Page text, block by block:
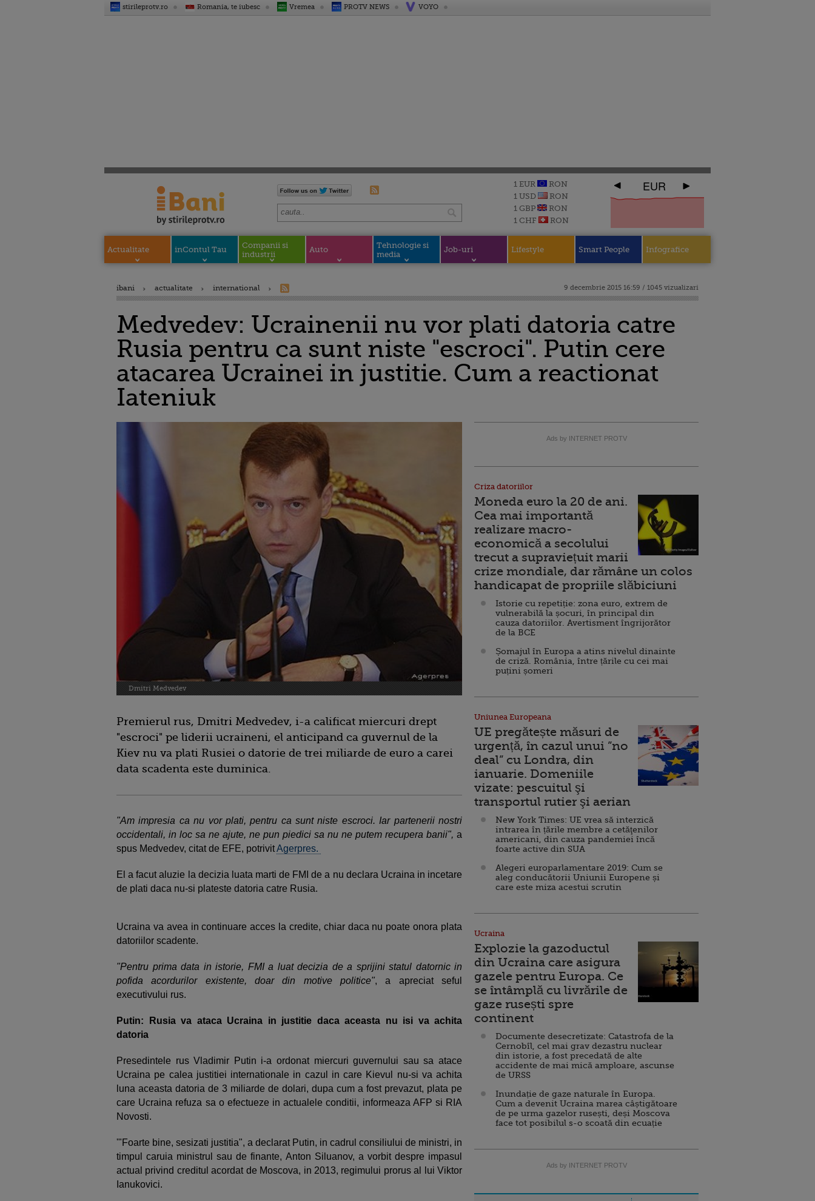
stirileprotv.ro Romania, te iubesc Vremea PROTV NEWS VOYO
1 EUR
RON
1 USD
RON
1 GBP
RON
1 CHF
RON
EUR
Actualitate inContul Tau
Companii si
industrii
Auto
Tehnologie si
media
Job-uri Lifestyle Smart People Infografice
ibani actualitate international 9 decembrie 2015 16:59 / 1045 vizualizari
Medvedev: Ucrainenii nu vor plati datoria catre
Rusia pentru ca sunt niste "escroci". Putin cere
atacarea Ucrainei in justitie. Cum a reactionat
Iateniuk
Dmitri Medvedev
Premierul rus, Dmitri Medvedev, i-a calificat miercuri drept
"escroci" pe liderii ucraineni, el anticipand ca guvernul de la
Kiev nu va plati Rusiei o datorie de trei miliarde de euro a carei
data scadenta este duminica.
"Am impresia ca nu vor plati, pentru ca sunt niste escroci. Iar partenerii nostri
occidentali, in loc sa ne ajute, ne pun piedici sa nu ne putem recupera banii", a
spus Medvedev, citat de EFE, potrivitAgerpres.
El a facut aluzie la decizia luata marti de FMI de a nu declara Ucraina in incetare
de plati daca nu-si plateste datoria catre Rusia.
Ucraina va avea in continuare acces la credite, chiar daca nu poate onora plata
datoriilor scadente.
"Pentru prima data in istorie, FMI a luat decizia de a sprijini statul datornic in
pofida acordurilor existente, doar din motive politice", a apreciat seful
executivului rus.
Putin: Rusia va ataca Ucraina in justitie daca aceasta nu isi va achita
datoria
Presedintele rus Vladimir Putin i-a ordonat miercuri guvernului sau sa atace
Ucraina pe calea justitiei internationale in cazul in care Kievul nu-si va achita
luna aceasta datoria de 3 miliarde de dolari, dupa cum a fost prevazut, plata pe
care Ucraina refuza sa o efectueze in actualele conditii, informeaza AFP si RIA
Novosti.
'"Foarte bine, sesizati justitia", a declarat Putin, in cadrul consiliului de ministri, in
timpul caruia ministrul sau de finante, Anton Siluanov, a vorbit despre impasul
actual privind creditul acordat de Moscova, in 2013, regimului prorus al lui Viktor
Ianukovici.
Ads by INTERNET PROTV
Criza datoriilor
Moneda euro la 20 de ani.
Cea mai importantă
realizare macro-
economică a secolului
trecut a supraviețuit marii
crize mondiale, dar rămâne un colos
handicapat de propriile slăbiciuni
Istorie cu repetiție: zona euro, extrem de
vulnerabilă la șocuri, în principal din
cauza datoriilor. Avertisment îngrijorător
de la BCE
Șomajul în Europa a atins nivelul dinainte
de criză. România, între țările cu cei mai
puțini șomeri
Uniunea Europeana
UE pregătește măsuri de
urgență, în cazul unui ”no
deal” cu Londra, din
ianuarie. Domeniile
vizate: pescuitul şi
transportul rutier şi aerian
New York Times: UE vrea să interzică
intrarea în țările membre a cetăţenilor
americani, din cauza pandemiei încă
foarte active din SUA
Alegeri europarlamentare 2019: Cum se
aleg conducătorii Uniunii Europene și
care este miza acestui scrutin
Ucraina
Explozie la gazoductul
din Ucraina care asigura
gazele pentru Europa. Ce
se întâmplă cu livrările de
gaze rusești spre
continent
Documente desecretizate: Catastrofa de la
Cernobîl, cel mai grav dezastru nuclear
din istorie, a fost precedată de alte
accidente de mai mică amploare, ascunse
de URSS
Inundație de gaze naturale în Europa.
Cum a devenit Ucraina marea câștigătoare
de pe urma gazelor rusești, deși Moscova
face tot posibilul s-o scoată din ecuație
Ads by INTERNET PROTV